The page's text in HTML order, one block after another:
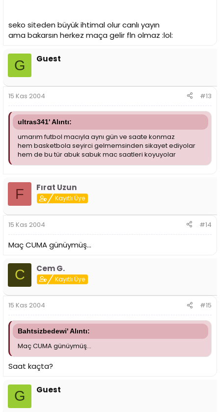
seko siteden büyük ihtimal olur canlı yayın
ama bakarsın herkez maça gelir fln olmaz :lol:
G Guest
15 Kas 2004 #13
ultras341' Alıntı:
umarım futbol macıyla aynı gün ve saate konmaz
hem basketbola seyirci gelmemsinden sikayet ediyolar
hem de bu tür abuk sabuk mac saatleri koyuyolar
F Fırat Uzun
Kayıtlı Üye
15 Kas 2004 #14
Maç CUMA günüymüş...
C Cem G.
Kayıtlı Üye
15 Kas 2004 #15
Bahtsizbedewi' Alıntı:
Maç CUMA günüymüş...
Saat kaçta?
G Guest